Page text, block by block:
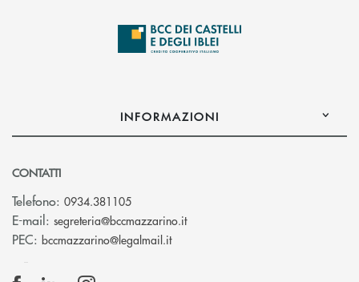
INFORMAZIONI
CONTATTI
Telefono: 0934.381105
E-mail: segreteria@bccmazzarino.it(si apre l’app di posta
PEC: bccmazzarino@legalmail.it(si apre l’app di posta elettronica)